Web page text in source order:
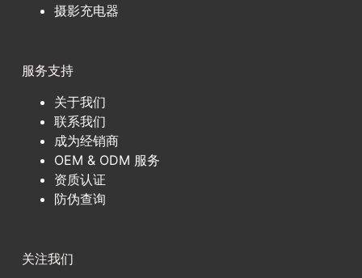
摄影充电器
服务支持
关于我们
联系我们
成为经销商
OEM & ODM 服务
资质认证
防伪查询
关注我们